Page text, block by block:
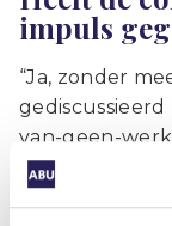
impuls
“Ja, zonder
van-geen-
beste kunt
partijen was